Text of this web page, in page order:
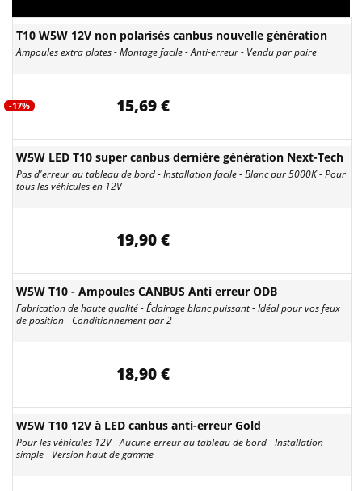
T10 W5W 12V non polarisés canbus nouvelle génération
Ampoules extra plates - Montage facile - Anti-erreur - Vendu par paire
-17% 15,69 €
W5W LED T10 super canbus dernière génération Next-Tech
Pas d'erreur au tableau de bord - Installation facile - Blanc pur 5000K - Pour
tous les véhicules en 12V
19,90 €
W5W T10 - Ampoules CANBUS Anti erreur ODB
Fabrication de haute qualité - Éclairage blanc puissant - Idéal pour vos feux
de position - Conditionnement par 2
18,90 €
W5W T10 12V à LED canbus anti-erreur Gold
Pour les véhicules 12V - Aucune erreur au tableau de bord - Installation
simple - Version haut de gamme